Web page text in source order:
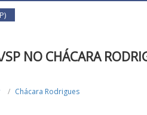
NO CHÁCARA
Chácara Rodrigues